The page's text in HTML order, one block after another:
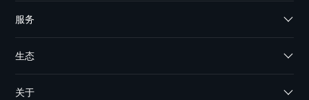
服务
生态
关于